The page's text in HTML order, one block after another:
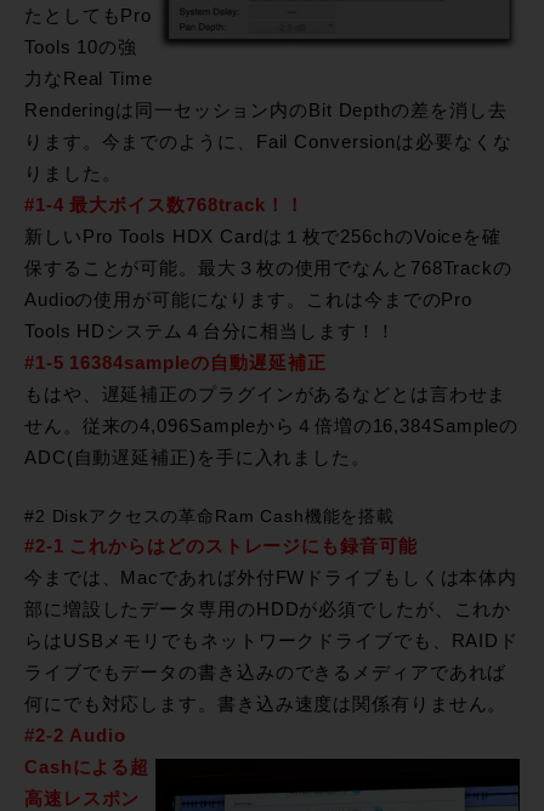
たとしてもPro
Tools 10の強
力なReal Time
Renderingは同一セッション内のBit Depthの差を消し去
ります。今までのように、Fail Conversionは必要なくな
りました。
#1-4 最大ボイス数768track！！
新しいPro Tools HDX Cardは１枚で256chのVoiceを確
保することが可能。最大３枚の使用でなんと768Trackの
Audioの使用が可能になります。これは今までのPro
Tools HDシステム４台分に相当します！！
#1-5 16384sampleの自動遅延補正
もはや、遅延補正のプラグインがあるなどとは言わせま
せん。従来の4,096Sampleから４倍増の16,384Sampleの
ADC(自動遅延補正)を手に入れました。
#2 Diskアクセスの革命Ram Cash機能を搭載
#2-1 これからはどのストレージにも録音可能
今までは、Macであれば外付FWドライブもしくは本体内
部に増設したデータ専用のHDDが必須でしたが、これか
らはUSBメモリでもネットワークドライブでも、RAIDド
ライブでもデータの書き込みのできるメディアであれば
何にでも対応します。書き込み速度は関係有りません。
#2-2 Audio
Cashによる超
高速レスポン